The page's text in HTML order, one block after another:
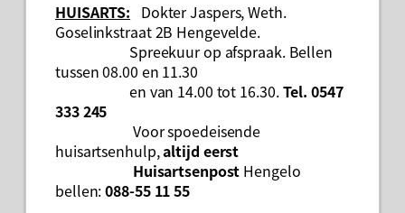
HUISARTS: Dokter Jaspers, Weth.
Goselinkstraat 2B Hengevelde.
Spreekuur op afspraak. Bellen
tussen 08.00 en 11.30
en van 14.00 tot 16.30.Tel. 0547
333 245
Voor spoedeisende
huisartsenhulp,altijd eerst
Huisartsenpost Hengelo
bellen:088-55 11 55